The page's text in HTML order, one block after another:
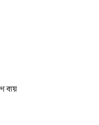
ব্যয়